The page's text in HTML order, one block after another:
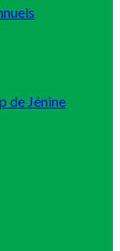
de Jénine